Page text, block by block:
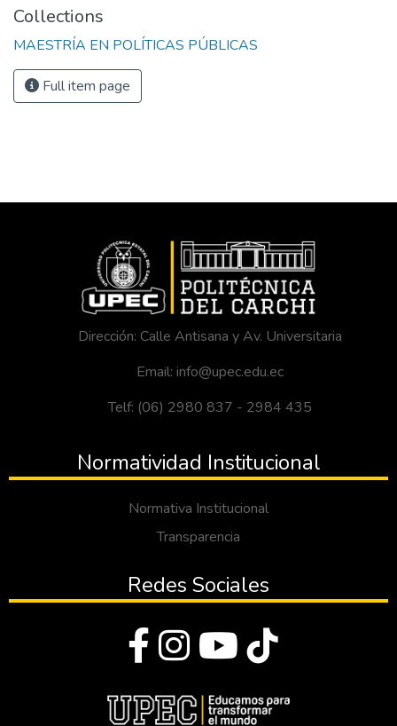
Collections
MAESTRÍA EN POLÍTICAS PÚBLICAS
Full item page
Dirección: Calle Antisana y Av. Universitaria
Email: info@upec.edu.ec
Telf: (06) 2980 837 - 2984 435
Normatividad Institucional
Normativa Institucional
Transparencia
Redes Sociales